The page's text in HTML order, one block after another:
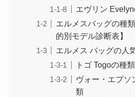
エヴリン
エルメスバッグの種
的別モデル診断表】
エルメス バッグの人
トゴ Togoの種類
ヴォー・エプソ
類